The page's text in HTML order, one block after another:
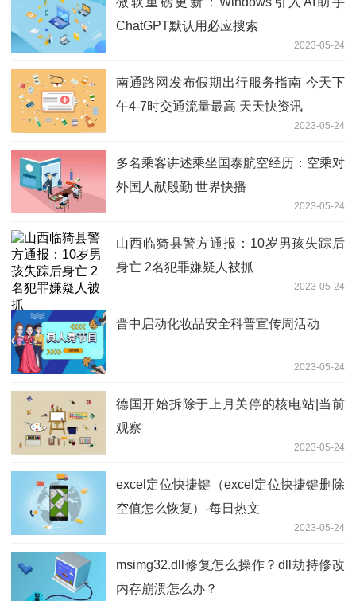
ChatGPT默认用必应搜索
2023-05-24
南通路网发布假期出行服务指南 今天下
午4-7时交通流量最高 天天快资讯
2023-05-24
多名乘客讲述乘坐国泰航空经历：空乘对
外国人献殷勤 世界快播
2023-05-24
山西临猗县警方通报：10岁男孩失踪后
身亡 2名犯罪嫌疑人被抓
2023-05-24
晋中启动化妆品安全科普宣传周活动
2023-05-24
德国开始拆除于上月关停的核电站|当前
观察
2023-05-24
excel定位快捷键（excel定位快捷键删除
空值怎么恢复）-每日热文
2023-05-24
msimg32.dll修复怎么操作？dll劫持修改
内存崩溃怎么办？